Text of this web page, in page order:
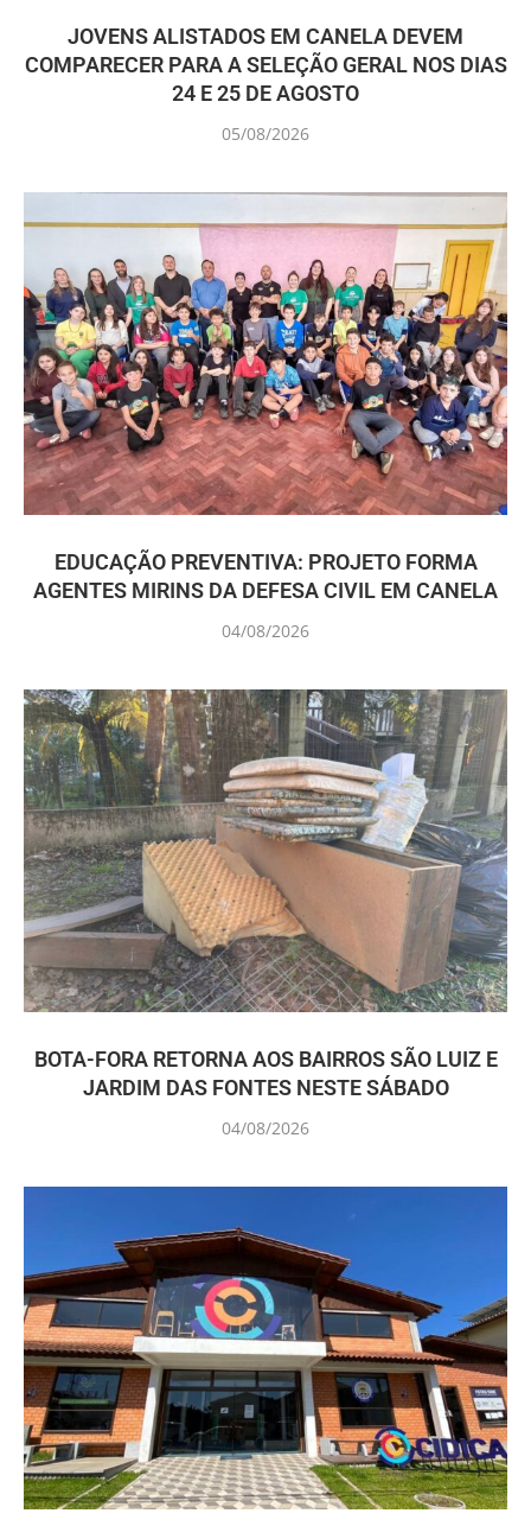
JOVENS ALISTADOS EM CANELA DEVEM
COMPARECER PARA A SELEÇÃO GERAL NOS DIAS
24 E 25 DE AGOSTO
05/08/2026
EDUCAÇÃO PREVENTIVA: PROJETO FORMA
AGENTES MIRINS DA DEFESA CIVIL EM CANELA
04/08/2026
BOTA-FORA RETORNA AOS BAIRROS SÃO LUIZ E
JARDIM DAS FONTES NESTE SÁBADO
04/08/2026